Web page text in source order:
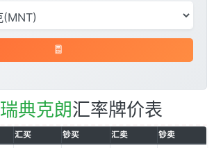
瑞典克朗汇率牌价表
汇买 钞买 汇卖
钞卖